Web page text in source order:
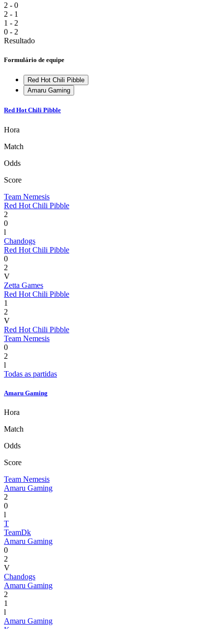
2 - 0
2 - 1
1 - 2
0 - 2
Resultado
Formulário de equipe
Red Hot Chili Pibble
Amaru Gaming
Red Hot Chili Pibble
Hora
Match
Odds
Score
Team Nemesis
Red Hot Chili Pibble
2
0
l
Chandogs
Red Hot Chili Pibble
0
2
V
Zetta Games
Red Hot Chili Pibble
1
2
V
Red Hot Chili Pibble
Team Nemesis
0
2
l
Todas as partidas
Amaru Gaming
Hora
Match
Odds
Score
Team Nemesis
Amaru Gaming
2
0
l
T
TeamDk
Amaru Gaming
0
2
V
Chandogs
Amaru Gaming
2
1
l
Amaru Gaming